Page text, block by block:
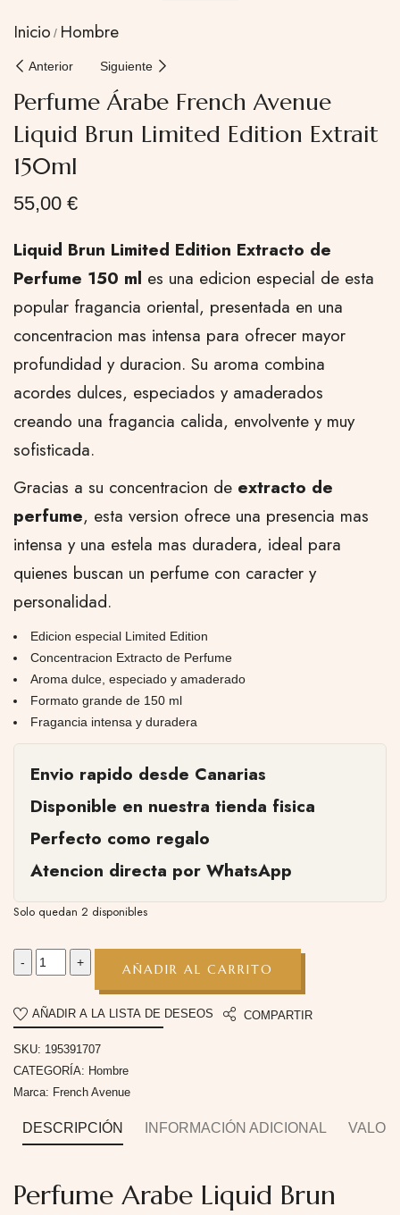
Inicio Hombre
Anterior Siguiente
Perfume Árabe French Avenue
Liquid Brun Limited Edition Extrait
150ml
55,00 €
Liquid Brun Limited Edition Extracto de
Perfume 150 ml es una edicion especial de esta
popular fragancia oriental, presentada en una
concentracion mas intensa para ofrecer mayor
profundidad y duracion. Su aroma combina
acordes dulces, especiados y amaderados
creando una fragancia calida, envolvente y muy
sofisticada.
Gracias a su concentracion de extracto de
perfume, esta version ofrece una presencia mas
intensa y una estela mas duradera, ideal para
quienes buscan un perfume con caracter y
personalidad.
Edicion especial Limited Edition
Concentracion Extracto de Perfume
Aroma dulce, especiado y amaderado
Formato grande de 150 ml
Fragancia intensa y duradera
Envio rapido desde Canarias
Disponible en nuestra tienda fisica
Perfecto como regalo
Atencion directa por WhatsApp
Solo quedan 2 disponibles
AÑADIR AL CARRITO
AÑADIR A LA LISTA DE DESEOS COMPARTIR
SKU: 195391707
CATEGORÍA: Hombre
Marca: French Avenue
DESCRIPCIÓN INFORMACIÓN ADICIONAL
Perfume Arabe Liquid Brun